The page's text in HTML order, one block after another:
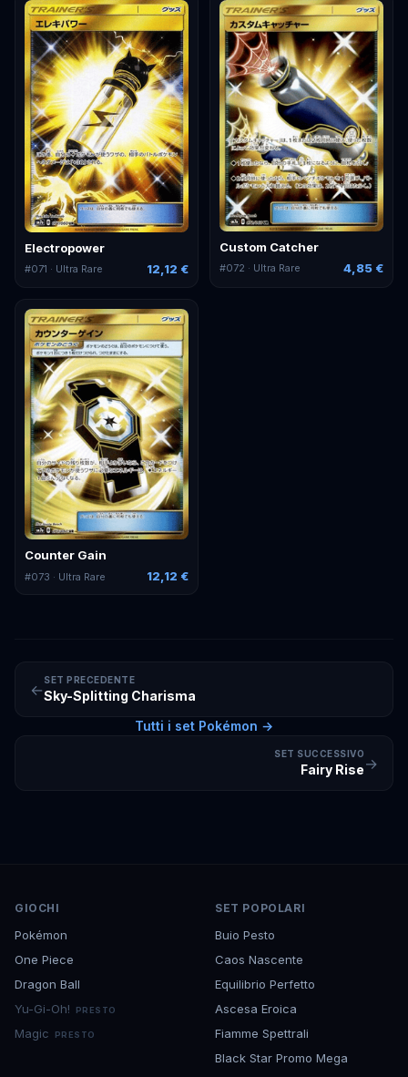
Electropower
#071 · Ultra Rare 12,12 €
Custom Catcher
#072 · Ultra Rare 4,85 €
Counter Gain
#073 · Ultra Rare 12,12 €
←
SET PRECEDENTE
Sky-Splitting Charisma
Tutti i set Pokémon →
SET SUCCESSIVO
Fairy Rise→
GIOCHI
Pokémon
One Piece
Dragon Ball
Yu-Gi-Oh!
PRESTO
Magic PRESTO
SET POPOLARI
Buio Pesto
Caos Nascente
Equilibrio Perfetto
Ascesa Eroica
Fiamme Spettrali
Black Star Promo Mega